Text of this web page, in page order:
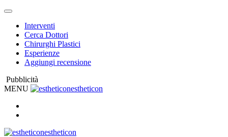
Interventi
Cerca Dottori
Chirurghi Plastici
Esperienze
Aggiungi recensione
Pubblicità
MENU
estheticon
estheticon